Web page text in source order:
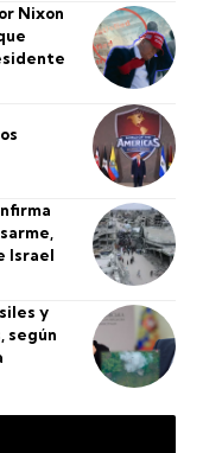
Nixon
Israel
y
según